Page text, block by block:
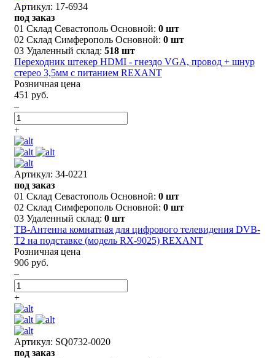
Артикул: 17-6934
под заказ
01 Склад Севастополь Основной: 0 шт
02 Склад Симферополь Основной: 0 шт
03 Удаленный склад: 518 шт
Переходник штекер HDMI - гнездо VGA, провод + шнур
стерео 3,5мм с питанием REXANT
Розничная цена
451 руб.
–
+
Артикул: 34-0221
под заказ
01 Склад Севастополь Основной: 0 шт
02 Склад Симферополь Основной: 0 шт
03 Удаленный склад: 0 шт
ТВ-Aнтенна комнатная для цифрового телевидения DVB-
Т2 на подставке (модель RX-9025) REXANT
Розничная цена
906 руб.
–
+
Артикул: SQ0732-0020
под заказ